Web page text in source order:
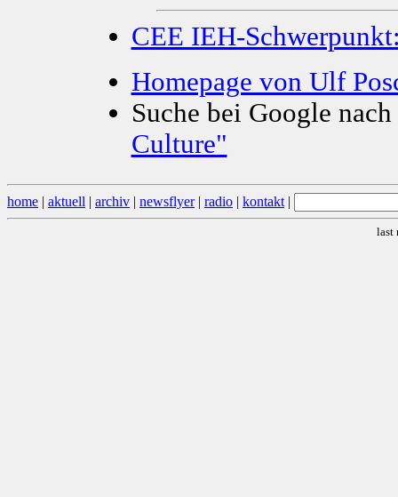
CEE IEH-
Homepage von Ulf
Suche bei Google
Culture"
home | aktuell | archiv | newsflyer| radio | kontakt |
last